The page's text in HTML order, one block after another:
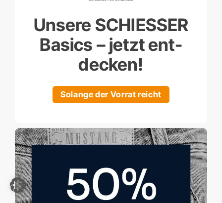
Unsere SCHIESSER
Basics – jetzt ent­
decken!
Solange der Vorrat reicht